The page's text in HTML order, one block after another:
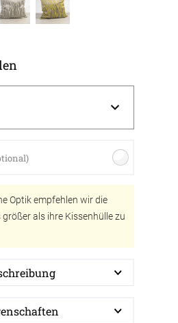
Optik empfehlen wir die
als ihre Kissenhülle zu